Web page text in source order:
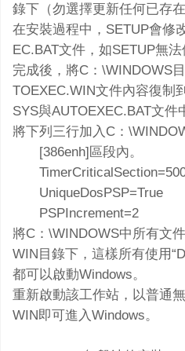
錄下（勿選擇更新任何已存在
在安裝過程中，SETUP會修
EC.BAT文件，如SETUP無
完成後，將C：\WINDOWS
TOEXEC.WIN文件內容復制
SYS與AUTOEXEC.BAT文件
將下列三行加入C：
[386enh]區段內。
UniqueDosPSP=True
PSPIncrement=2
將C：\WINDOWS中所有文
WIN目錄下，這樣所有使用
都可以啟動Windows。
重新啟動該工作站，以普通
WIN即可進入Windows。